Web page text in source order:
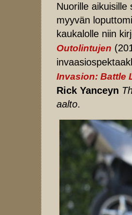
Nuorille aikuisille
myyvän
kaukalolle niin
Outolintujen
Invasion: Battle
Rick Yanceyn
aalto.